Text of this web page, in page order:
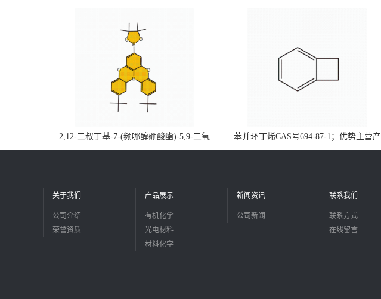
2,12-二叔丁基-7-(频哪醇硼酸酯)-5,9-二氧
杂-13b-硼萘并[3,2,1-de]蒽CAS号2648896-
苯并环丁烯CAS号694-87-1；优势主营产
品，现货直发，大小包装均可
关于我们
公司介绍
荣誉资质
产品展示
有机化学
光电材料
材料化学
新闻资讯
公司新闻
联系我们
联系方式
在线留言